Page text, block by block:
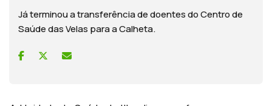
Já terminou a transferência de doentes do Centro de
Saúde das Velas para a Calheta.